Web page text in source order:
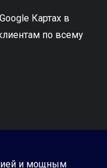
Картах в
по всему
и мощным